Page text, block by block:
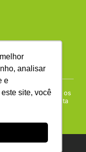
analisar
e
site, você
& Negócios. Todos os
do conteúdo desta
eletrônico ou